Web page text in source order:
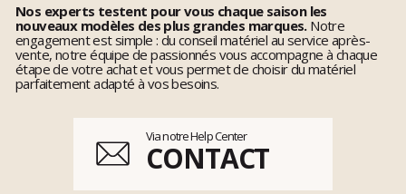
Nos experts testent pour vous chaque saison les
nouveaux modèles des plus grandes marques.Notre
engagement est simple : du conseil matériel au service après-
vente, notre équipe de passionnés vous accompagne à chaque
étape de votre achat et vous permet de choisir du matériel
parfaitement adapté à vos besoins.
Via notre Help Center
CONTACT